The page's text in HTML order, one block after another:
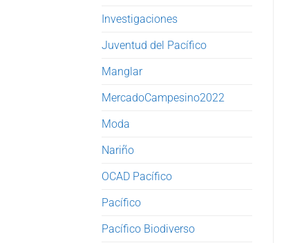
Investigaciones
Juventud del Pacífico
Manglar
MercadoCampesino2022
Moda
Nariño
OCAD Pacífico
Pacífico
Pacífico Biodiverso